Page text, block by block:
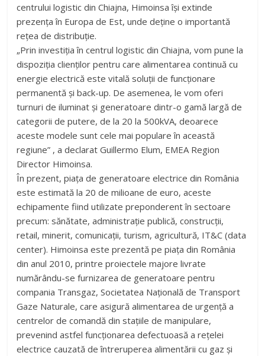
centrului logistic din Chiajna, Himoinsa își extinde
prezența în Europa de Est, unde deține o importantă
rețea de distribuție.
„Prin investiția în centrul logistic din Chiajna, vom pune la
dispoziția clienților pentru care alimentarea continuă cu
energie electrică este vitală soluții de funcționare
permanentă și back-up. De asemenea, le vom oferi
turnuri de iluminat și generatoare dintr-o gamă largă de
categorii de putere, de la 20 la 500kVA, deoarece
aceste modele sunt cele mai populare în această
regiune” , a declarat Guillermo Elum, EMEA Region
Director Himoinsa.
În prezent, piața de generatoare electrice din România
este estimată la 20 de milioane de euro, aceste
echipamente fiind utilizate preponderent în sectoare
precum: sănătate, administrație publică, construcții,
retail, minerit, comunicații, turism, agricultură, IT&C (data
center). Himoinsa este prezentă pe piața din România
din anul 2010, printre proiectele majore livrate
numărându-se furnizarea de generatoare pentru
compania Transgaz, Societatea Națională de Transport
Gaze Naturale, care asigură alimentarea de urgență a
centrelor de comandă din stațiile de manipulare,
prevenind astfel funcționarea defectuoasă a rețelei
electrice cauzată de întreruperea alimentării cu gaz și